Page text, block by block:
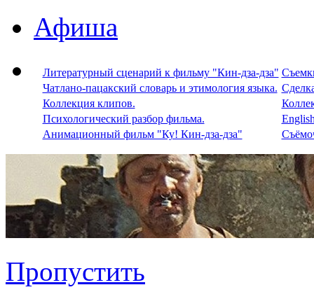
Афиша
Литературный сценарий к фильму "Кин-дза-дза"
Чатлано-пацакский словарь и этимология языка.
Коллекция клипов.
Психологический разбор фильма.
Анимационный фильм "Ку! Кин-дза-дза"
Пропустить